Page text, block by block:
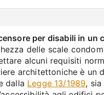
per disabili in un
delle scale
alcuni requisiti
architettoniche è
dalla Legge 13/1989,